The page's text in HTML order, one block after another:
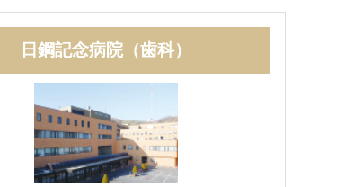
日鋼記念病院（歯科）